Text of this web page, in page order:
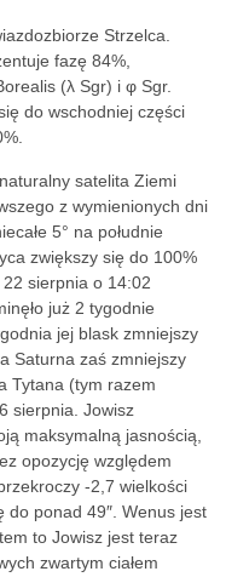
Strzelca.
fazę 84%,
(λ Sgr) i φ Sgr.
do wschodniej części
satelita Ziemi
z wymienionych dni
5° na południe
zwiększy się do 100%
22 sierpnia o 14:02
już 2 tygodnie
jej blask zmniejszy
Saturna zaś zmniejszy
Tytana (tym razem
sierpnia. Jowisz
maksymalną jasnością,
opozycję względem
-2,7 wielkości
do ponad 49″. Wenus jest
to Jowisz jest teraz
zwartym ciałem